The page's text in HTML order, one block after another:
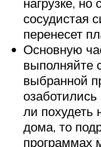
сосудистая
перенесет
Основную
выполняйте
выбранной
ли похудеть
дома, то
программах